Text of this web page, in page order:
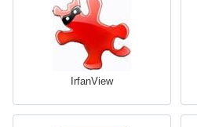
IrfanView